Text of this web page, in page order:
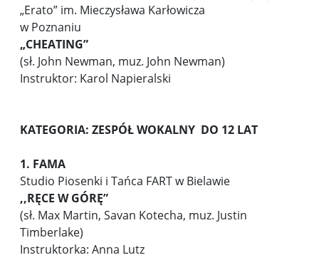
„Erato” im. Mieczysława Karłowicza
w Poznaniu
„CHEATING”
(sł. John Newman, muz. John Newman)
Instruktor: Karol Napieralski
KATEGORIA: ZESPÓŁ WOKALNY DO 12 LAT
1. FAMA
Studio Piosenki i Tańca FART w Bielawie
,,RĘCE W GÓRĘ”
(sł. Max Martin, Savan Kotecha, muz. Justin
Timberlake)
Instruktorka: Anna Lutz